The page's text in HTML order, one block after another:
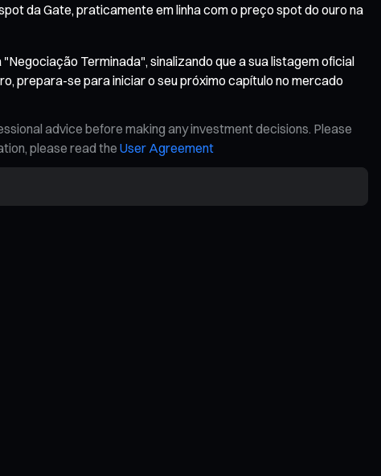
da Gate, praticamente em linha com o preço spot do ouro na
Terminada", sinalizando que a sua listagem oficial
prepara-se para iniciar o seu próximo capítulo no mercado
advice before making any investment decisions. Please
please read the User Agreement